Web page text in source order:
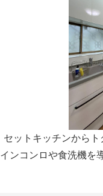
セットキッチンから
インコンロや食洗機を